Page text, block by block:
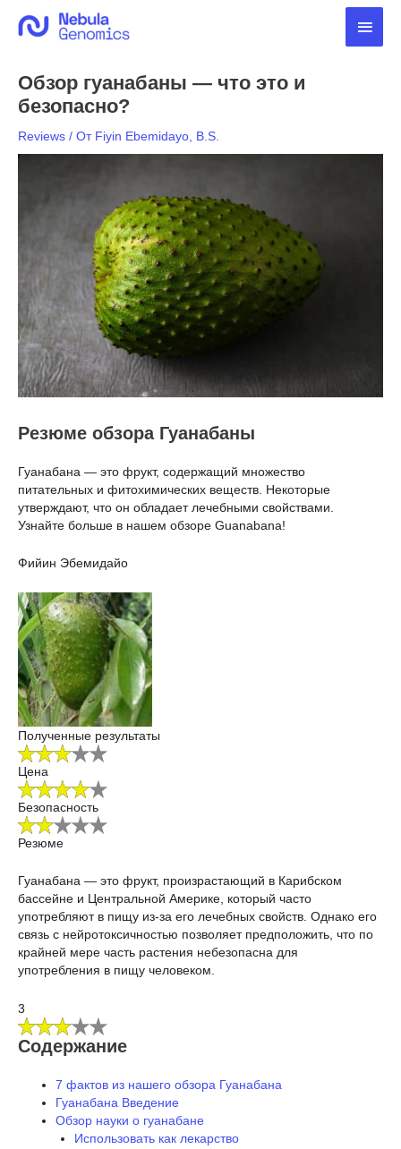
содержимому
Обзор гуанабаны — что это и
безопасно?
Reviews / От Fiyin Ebemidayo, B.S.
Резюме обзора Гуанабаны
Гуанабана — это фрукт, содержащий множество
питательных и фитохимических веществ. Некоторые
утверждают, что он обладает лечебными свойствами.
Узнайте больше в нашем обзоре Guanabana!
Фийин Эбемидайо
Полученные результаты
Цена
Безопасность
Резюме
Гуанабана — это фрукт, произрастающий в Карибском
бассейне и Центральной Америке, который часто
употребляют в пищу из-за его лечебных свойств. Однако его
связь с нейротоксичностью позволяет предположить, что по
крайней мере часть растения небезопасна для
употребления в пищу человеком.
3
Содержание
7 фактов из нашего обзора Гуанабана
Гуанабана Введение
Обзор науки о гуанабане
Использовать как лекарство